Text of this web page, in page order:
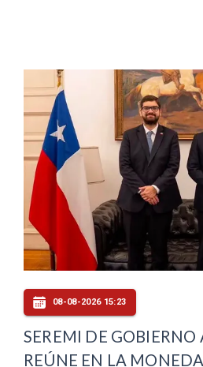
08-08-2026 15:23
SEREMI DE GOBIERNO
REÚNE EN LA